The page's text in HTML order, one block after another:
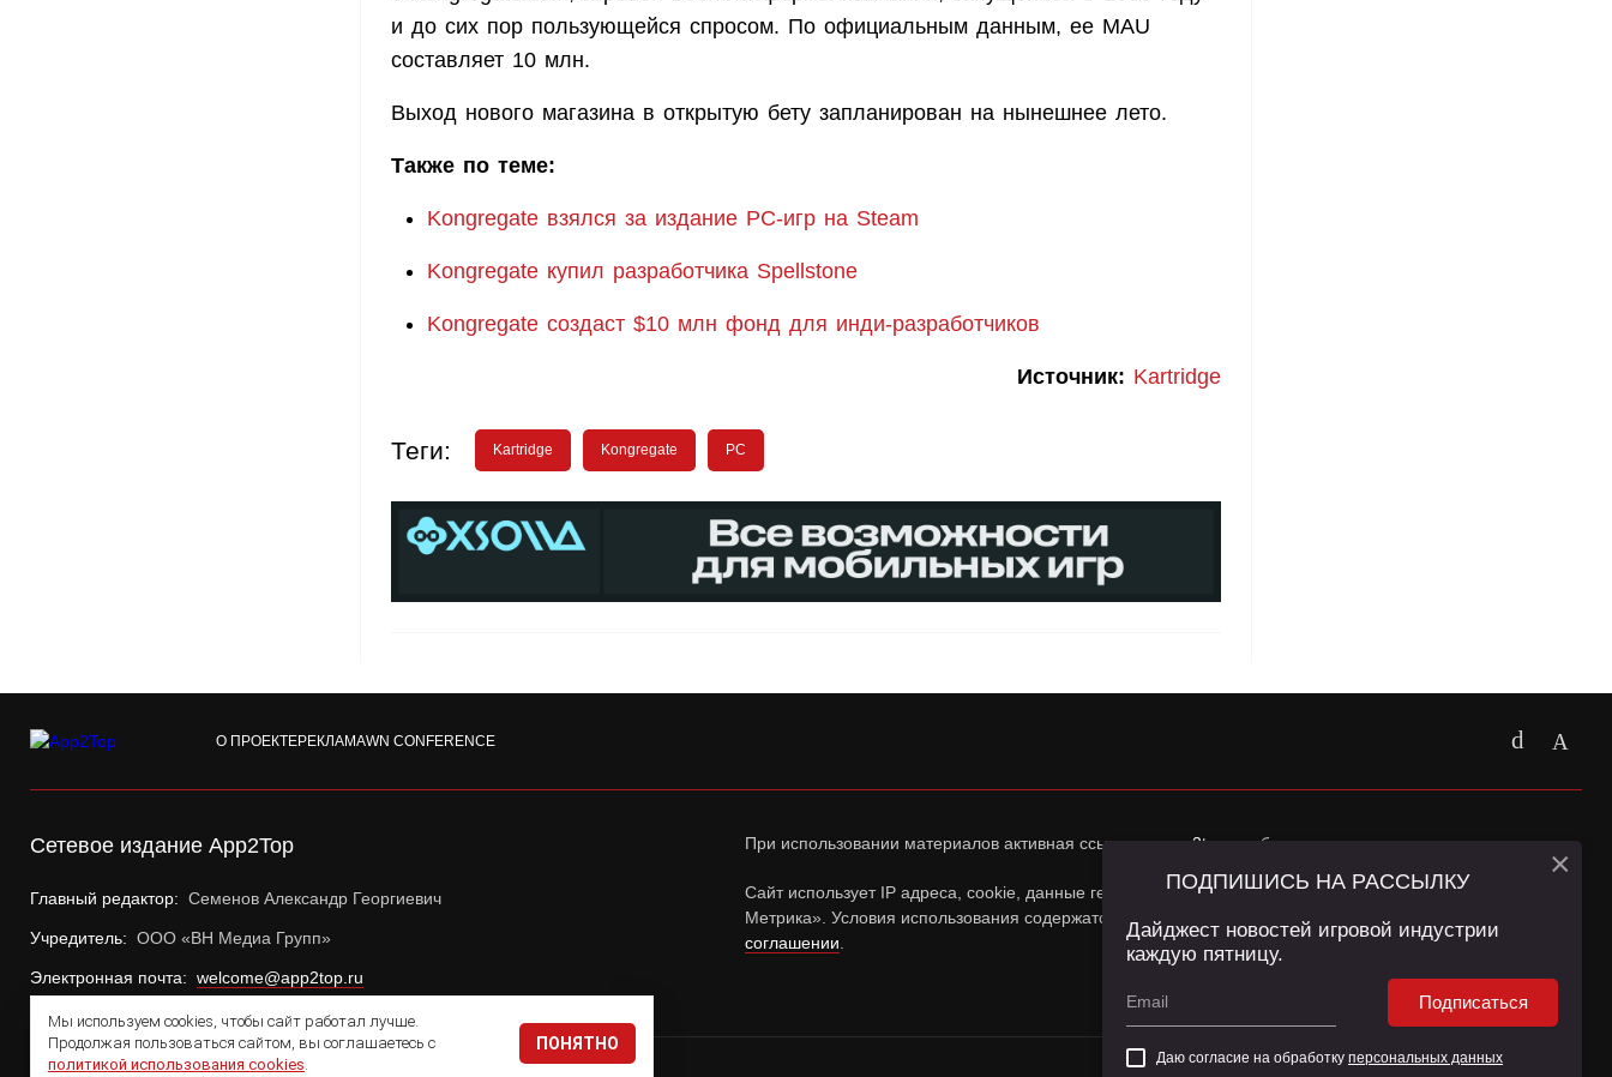
и до сих пор пользующейся спросом. По официальным данным, ее MAU
составляет 10 млн.
Выход нового магазина в открытую бету запланирован на нынешнее лето.
Также по теме:
Kongregate взялся за издание PC-игр на Steam
Kongregate купил разработчика Spellstone
Kongregate создаст $10 млн фонд для инди-разработчиков
Источник: Kartridge
Теги: Kartridge Kongregate PC
О ПРОЕКТЕРЕКЛАМАWN CONFERENCE
Сетевое издание App2Top
Главный редактор: Семенов Александр Георгиевич
Учредитель: ООО «ВН Медиа Групп»
Электронная почта: welcome@app2top.ru
При использовании материалов активная ссылка наapp2top.ruобязательна.
Сайт использует IP адреса, cookie, данные геолокации Пользователей сайта и сервис «Яндекс
Метрика». Условия использования содержатся в
Политике конфиденциальностии
соглашении
Мы используем cookies, чтобы сайт работал лучше.
Продолжая пользоваться сайтом, вы соглашаетесь с
политикой использования cookies.
ПОНЯТНО
ПОДПИШИСЬ НА РАССЫЛКУ
Дайджест новостей игровой индустрии
каждую пятницу.
Подписаться
Даю согласие на обработку персональных данных
×